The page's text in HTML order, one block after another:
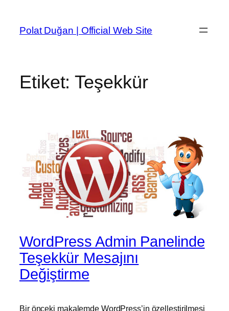
Polat Duğan | Official Web Site
Etiket:Teşekkür
WordPress Admin Panelinde
Teşekkür Mesajını
Değiştirme
Bir önceki makalemde WordPress’in özelleştirilmesi